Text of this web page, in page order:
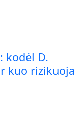
kodėl D.
kuo rizikuoja